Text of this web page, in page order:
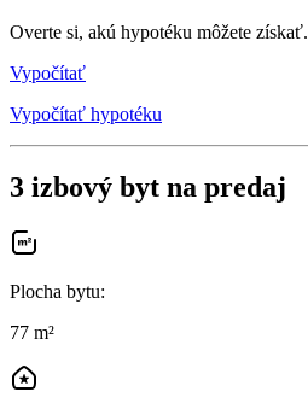
Overte si, akú hypotéku môžete získať.
Vypočítať
Vypočítať hypotéku
3 izbový byt na predaj
Plocha bytu:
77 m²